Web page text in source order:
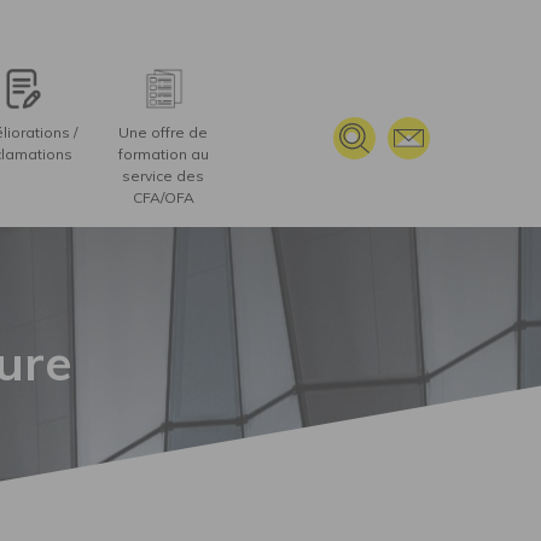
/
Une offre de
formation au
service des
CFA/OFA